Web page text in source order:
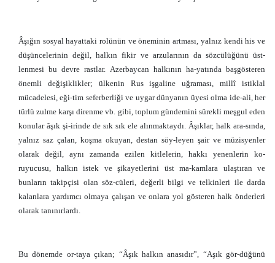
Âşığın sosyal hayattaki rolünün ve öneminin artması, yalnız kendi his ve
düşüncelerinin değil, halkın fikir ve arzularının da sözcülüğünü üst-
lenmesi bu devre rastlar. Azerbaycan halkının ha-yatında başgösteren
önemli değişiklikler; ülkenin Rus işgaline uğraması, millî istiklal
mücadelesi, eği-tim seferberliği ve uygar dünyanın üyesi olma ide-ali, her
türlü zulme karşı direnme vb. gibi, toplum gündemini sürekli meşgul eden
konular âşık şi-irinde de sık sık ele alınmaktaydı. Âşıklar, halk ara-sında,
yalnız saz çalan, koşma okuyan, destan söy-leyen şair ve müzisyenler
olarak değil, aynı zamanda ezilen kitlelerin, hakkı yenenlerin ko-
ruyucusu, halkın istek ve şikayetlerini üst ma-kamlara ulaştıran ve
bunların takipçisi olan söz-cüleri, değerli bilgi ve telkinleri ile darda
kalanlara yardımcı olmaya çalışan ve onlara yol gösteren halk önderleri
olarak tanınırlardı.
Bu dönemde or-taya çıkan; “Âşık halkın anasıdır”, “Aşık gör-düğünü